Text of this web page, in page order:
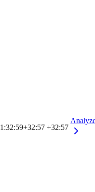
1:32:59+32:57 +32:57